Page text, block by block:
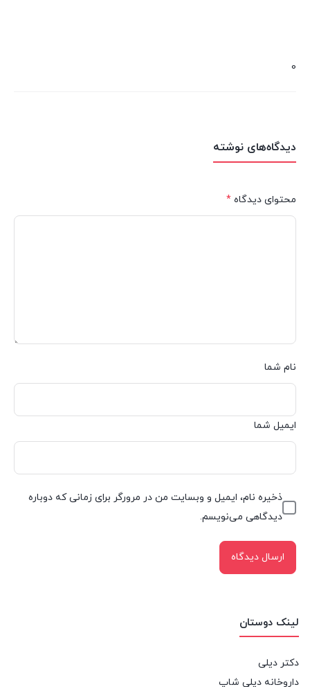
لینک دوستان
دکتر دیلی
داروخانه دیلی شاپ
0
دیدگاه‌های نوشته
محتوای دیدگاه *
نام شما
ایمیل شما
ذخیره نام، ایمیل و وبسایت من در مرورگر برای زمانی که دوباره
دیدگاهی می‌نویسم.